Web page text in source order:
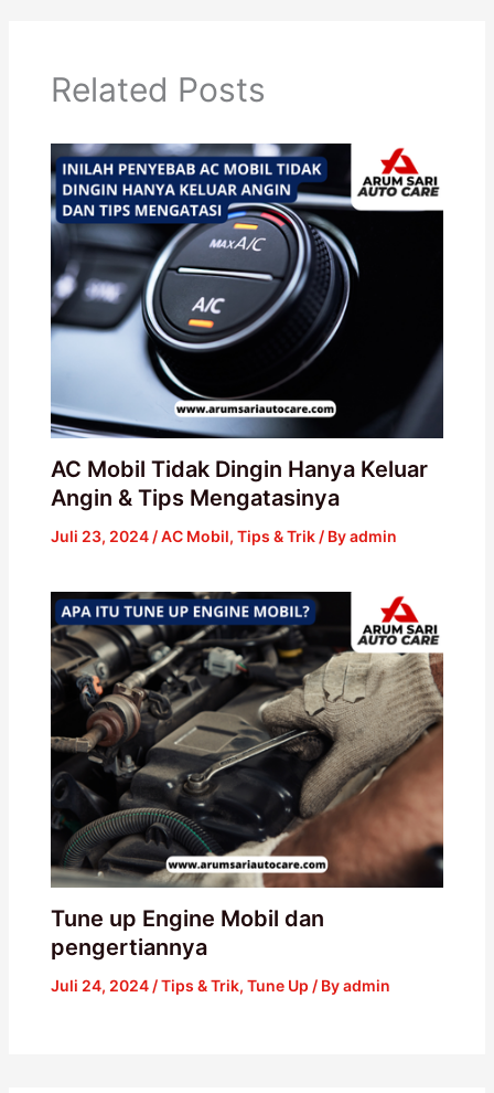
Related Posts
AC Mobil Tidak Dingin Hanya Keluar
Angin & Tips Mengatasinya
Juli 23, 2024 /AC Mobil, Tips & Trik/ Byadmin
Tune up Engine Mobil dan
pengertiannya
Juli 24, 2024 /Tips & Trik, Tune Up / Byadmin